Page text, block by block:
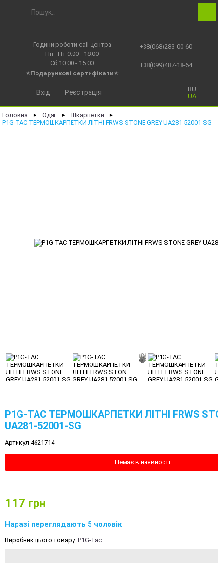
Години роботи call-центра
Пн - Пт 9.00 - 18.00
Сб 10.00 - 15.00
⭐Подарункові сертифікати⭐
+38(068)283-00-60
+38(099)487-18-64
RU
UA
Вхід Реєстрація
Головна ► Одяг ► Шкарпетки ►
P1G-TAC ТЕРМОШКАРПЕТКИ ЛІТНІ FRWS STONE GREY UA281-52001-SG
P1G-TAC ТЕРМОШКАРПЕТКИ ЛІТНІ FRWS
UA281-52001-SG
Артикул 4621714
Немає в наявності
117 грн
Наразі переглядають 5 чоловік
Виробник цього товару: P1G-Tac